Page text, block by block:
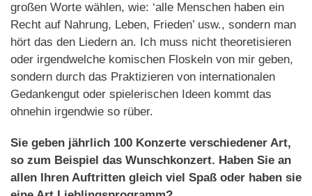
großen Worte wählen, wie: ‘alle Menschen haben ein
Recht auf Nahrung, Leben, Frieden’ usw., sondern man
hört das den Liedern an. Ich muss nicht theoretisieren
oder irgendwelche komischen Floskeln von mir geben,
sondern durch das Praktizieren von internationalen
Gedankengut oder spielerischen Ideen kommt das
ohnehin irgendwie so rüber.
Sie geben jährlich 100 Konzerte verschiedener Art,
so zum Beispiel das Wunschkonzert. Haben Sie an
allen Ihren Auftritten gleich viel Spaß oder haben sie